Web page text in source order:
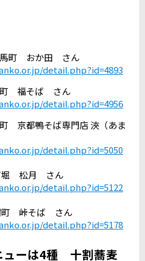
馬町 おか田 さん
detail.php?id=4893
町 福そば さん
detail.php?id=4956
京都鴨そば専門店 浹（あま
detail.php?id=5050
堀 松月 さん
detail.php?id=5122
町 峠そば さん
detail.php?id=5178
ューは4種 十割蕎麦